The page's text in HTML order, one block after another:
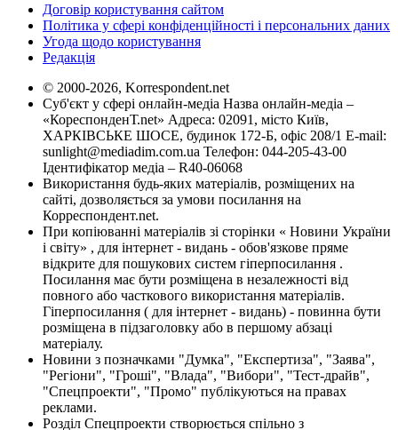
Договір користування сайтом
Політика у сфері конфіденційності і персональних даних
Угода щодо користування
Редакція
© 2000-2026, Korrespondent.net
Суб'єкт у сфері онлайн-медіа Назва онлайн-медіа –
«КореспонденТ.net» Адреса: 02091, місто Київ,
ХАРКІВСЬКЕ ШОСЕ, будинок 172-Б, офіс 208/1 E-mail:
sunlight@mediadim.com.ua Телефон: 044-205-43-00
Ідентифікатор медіа – R40-06068
Використання будь-яких матеріалів, розміщених на
сайті, дозволяється за умови посилання на
Корреспондент.net.
При копіюванні матеріалів зі сторінки « Новини України
і світу» , для інтернет - видань - обов'язкове пряме
відкрите для пошукових систем гіперпосилання .
Посилання має бути розміщена в незалежності від
повного або часткового використання матеріалів.
Гіперпосилання ( для інтернет - видань) - повинна бути
розміщена в підзаголовку або в першому абзаці
матеріалу.
Новини з позначками "Думка", "Експертиза", "Заява",
"Регіони", "Гроші", "Влада", "Вибори", "Тест-драйв",
"Спецпроекти", "Промо" публікуються на правах
реклами.
Розділ Спецпроекти створюється спільно з